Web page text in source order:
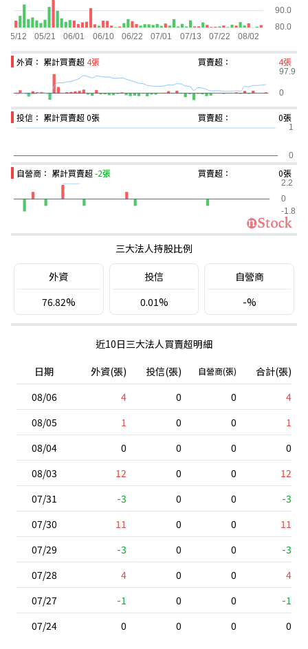
外資： 累計買賣超 4張 買賣超： 4張
投信： 累計買賣超0張 買賣超： 0張
自營商： 累計買賣超-2張 買賣超： 0張
三大法人持股比例
外資
76.82%
投信
0.01%
自營商
-%
近10日三大法人買賣超明細
日期
外資(張) 投信(張) 自營商(張)
合計(張)
08/06
4 0 0
4
08/05
1 0 0
1
08/04
0 0 0
0
08/03
12 0 0
12
07/31
-3 0 0
-3
07/30
11 0 0
11
07/29
-3 0 0
-3
07/28
4 0 0
4
07/27
-1 0 0
-1
07/24
0 0 0 0